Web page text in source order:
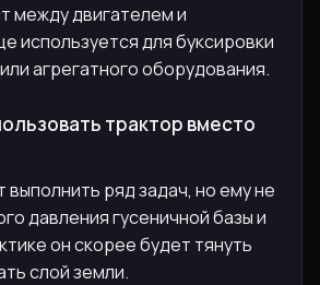
между двигателем и
используется для буксировки
агрегатного оборудования.
трактор вместо
ряд задач, но ему не
давления гусеничной базы и
он скорее будет тянуть
слой земли.